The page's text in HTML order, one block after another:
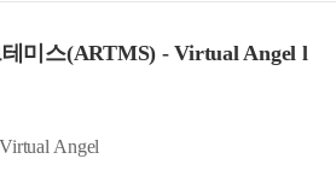
미스(ARTMS) - Virtual Angel l
Angel